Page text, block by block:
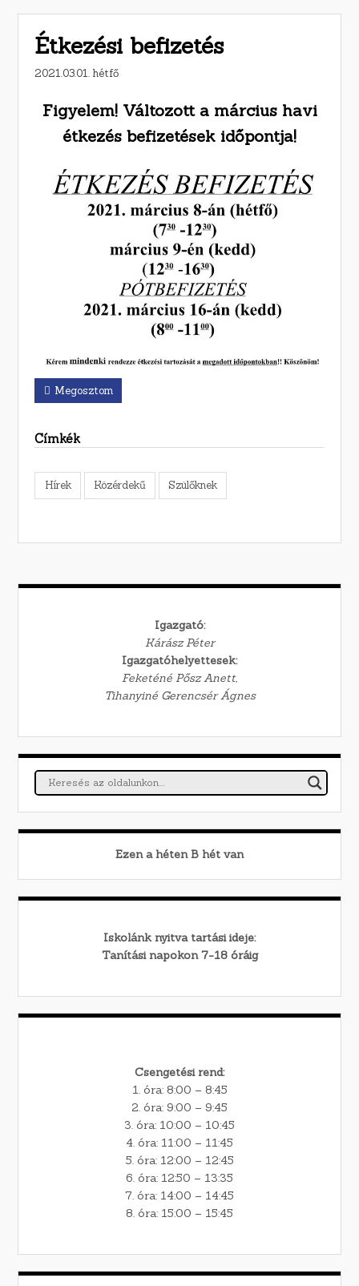
Étkezési befizetés
2021.03.01. hétfő
Figyelem! Változott a március havi
étkezés befizetések időpontja!
Megosztom
Címkék
Hírek Közérdekű Szülőknek
Igazgató:
Kárász Péter
Igazgatóhelyettesek:
Feketéné Pősz Anett,
Tihanyiné Gerencsér Ágnes
Ezen a héten B hét van
Iskolánk nyitva tartási ideje:
Tanítási napokon 7-18 óráig
Csengetési rend:
1. óra: 8:00 – 8:45
2. óra: 9:00 – 9:45
3. óra: 10:00 – 10:45
4. óra: 11:00 – 11:45
5. óra: 12:00 – 12:45
6. óra: 12:50 – 13:35
7. óra: 14:00 – 14:45
8. óra: 15:00 – 15:45